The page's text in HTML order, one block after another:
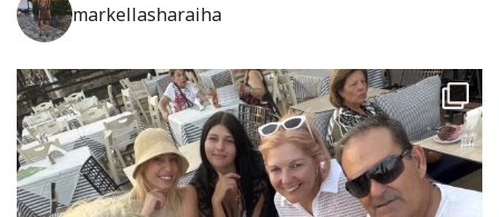
markellasharaiha